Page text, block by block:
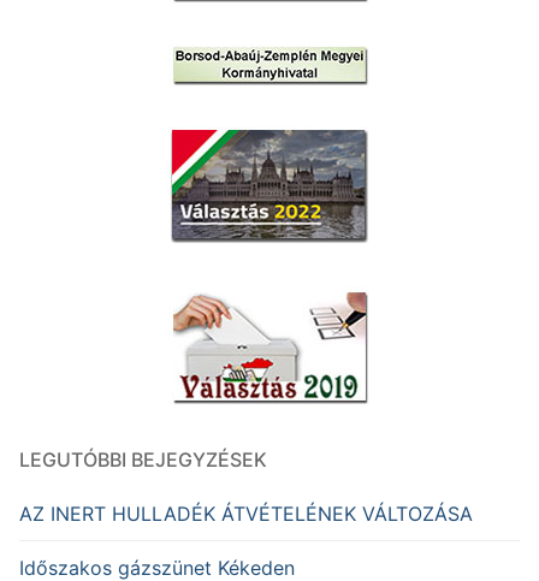
LEGUTÓBBI BEJEGYZÉSEK
AZ INERT HULLADÉK ÁTVÉTELÉNEK VÁLTOZÁSA
Időszakos gázszünet Kékeden